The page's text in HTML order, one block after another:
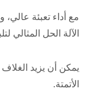
مع أداء تعبئة
الآلة الحل المثالي
يمكن أن يزيد
الأتمتة.